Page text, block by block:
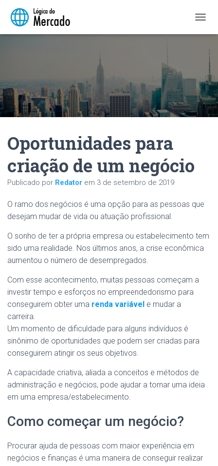
L
A
R
N
A
V
Oportunidades para
criação de um negócio
Publicado por Redator em 3 de setembro de 2019
O ramo dos negócios é uma opção para as pessoas que
desejam mudar de vida ou atuação profissional.
O sonho de ter a própria empresa ou estabelecimento tem
sido uma realidade. Nos últimos anos, a crise econômica
aumentou o número de desempregados.
Com esse acontecimento, muitas pessoas começam a
investir tempo e esforços no empreendedorismo para
conseguirem obter uma renda variável e mudar a
carreira.
Um momento de dificuldade para alguns indivíduos é
sinônimo de oportunidades que podem ser criadas para
conseguirem atingir os seus objetivos.
A capacidade criativa, aliada a conceitos e métodos de
administração e negócios, pode ajudar a tornar uma ideia
em uma empresa/estabelecimento.
Como começar um negócio?
Procurar ajuda de pessoas com maior experiência em
negócios e finanças é uma maneira de conseguir realizar